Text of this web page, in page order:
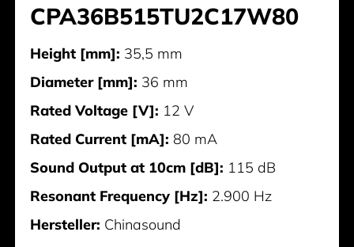
CPA36B515TU2C17W80
Height [mm]: 35,5 mm
Diameter [mm]: 36 mm
Rated Voltage [V]: 12 V
Rated Current [mA]: 80 mA
Sound Output at 10cm [dB]: 115 dB
Resonant Frequency [Hz]: 2.900 Hz
Hersteller: Chinasound